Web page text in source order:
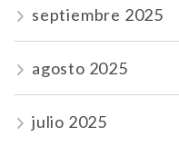
septiembre 2025
agosto 2025
julio 2025